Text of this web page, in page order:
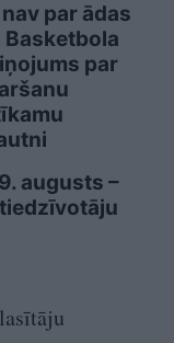
par ādas
Basketbola
par
augusts –